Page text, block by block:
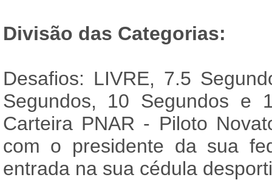
Divisão das Categorias:
Desafios: LIVRE, 7.5
Segundos, 10 Segundos e
Carteira PNAR - Piloto
com o presidente da sua
entrada na sua cédula